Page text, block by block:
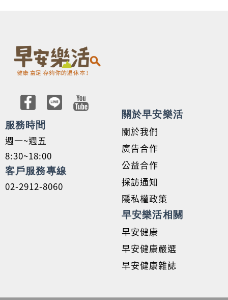
服務時間
週一~週五
8:30~18:00
客戶服務專線
02-2912-8060
關於早安樂活
關於我們
廣告合作
公益合作
採訪通知
隱私權政策
早安樂活相關
早安健康
早安健康嚴選
早安健康雜誌